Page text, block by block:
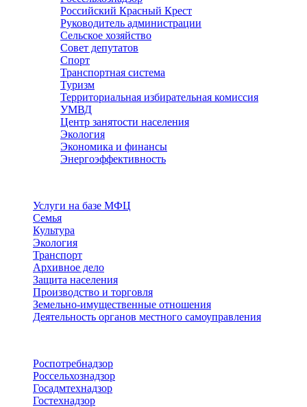
Российский Красный Крест
Руководитель администрации
Сельское хозяйство
Совет депутатов
Спорт
Транспортная система
Туризм
Территориальная избирательная комиссия
УМВД
Центр занятости населения
Экология
Экономика и финансы
Энергоэффективность
Услуги на базе МФЦ
Семья
Культура
Экология
Транспорт
Архивное дело
Защита населения
Производство и торговля
Земельно-имущественные отношения
Деятельность органов местного самоуправления
Роспотребнадзор
Россельхознадзор
Госадмтехнадзор
Гостехнадзор